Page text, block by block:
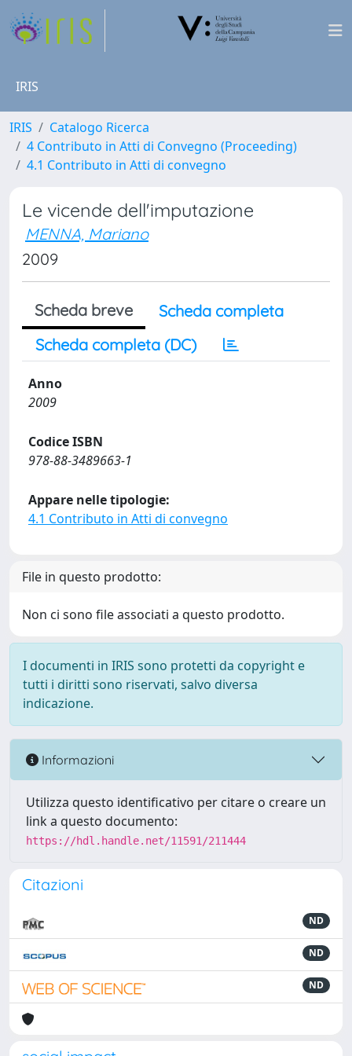
IRIS
IRIS
Catalogo Ricerca
4 Contributo in Atti di Convegno (Proceeding)
4.1 Contributo in Atti di convegno
Le vicende dell'imputazione
MENNA, Mariano
2009
Scheda breve
Scheda completa
Scheda completa (DC)
Anno
2009
Codice ISBN
978-88-3489663-1
Appare nelle tipologie:
4.1 Contributo in Atti di convegno
File in questo prodotto:
Non ci sono file associati a questo prodotto.
I documenti in IRIS sono protetti da copyright e
tutti i diritti sono riservati, salvo diversa
indicazione.
Informazioni
Utilizza questo identificativo per citare o creare un
link a questo documento:
https://hdl.handle.net/11591/211444
Citazioni
ND
ND
ND